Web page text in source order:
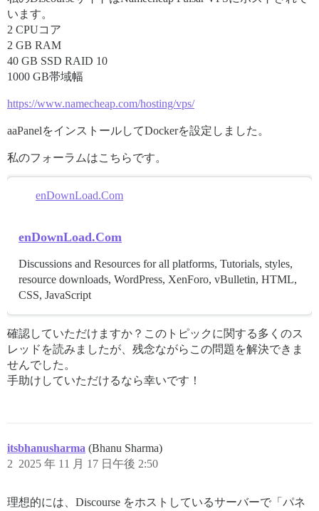
います。
2 CPUコア
2 GB RAM
40 GB SSD RAID 10
1000 GB帯域幅
https://www.namecheap.com/hosting/vps/
aaPanelをインストールしてDockerを設定しました。
私のフォーラムはこちらです。
enDownLoad.Com
enDownLoad.Com
Discussions and Resources for all platforms, Tutorials, styles,
resource downloads, WordPress, XenForo, vBulletin, HTML,
CSS, JavaScript
確認していただけますか？このトピックに関する多くのス
レッドを読みましたが、残念ながらこの問題を解決できま
せんでした。
手助けしていただけるなら幸いです！
itsbhanusharma (Bhanu Sharma)
2025 年 11 月 17 日午後 2:50
2
理想的には、Discourse をホストしているサーバーで「パネ